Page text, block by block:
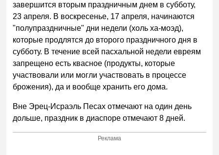
завершится вторым праздничным днем в субботу,
23 апреля. В воскресенье, 17 апреля, начинаются
"полупраздничные" дни недели (холь ха-моэд),
которые продлятся до второго праздничного дня в
субботу. В течение всей пасхальной недели евреям
запрещено есть квасное (продукты, которые
участвовали или могли участвовать в процессе
брожения), да и вообще хранить его дома.
Вне Эрец-Исраэль Песах отмечают на один день
дольше, праздник в диаспоре отмечают 8 дней.
Реклама